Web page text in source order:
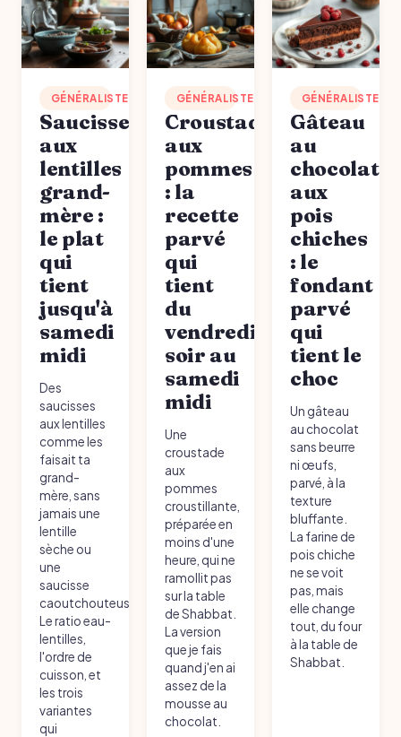
GÉNÉRALISTE
Saucisses
aux
lentilles
grand-
mère :
le plat
qui
tient
jusqu'à
samedi
midi
Des
saucisses
aux lentilles
comme les
faisait ta
grand-
mère, sans
jamais une
lentille
sèche ou
une
saucisse
caoutchouteuse.
Le ratio eau-
lentilles,
l'ordre de
cuisson, et
les trois
variantes
qui
GÉNÉRALISTE
Croustade
aux
pommes
: la
recette
parvé
qui
tient
du
vendredi
soir au
samedi
midi
Une
croustade
aux
pommes
croustillante,
préparée en
moins d'une
heure, qui ne
ramollit pas
sur la table
de Shabbat.
La version
que je fais
quand j'en ai
assez de la
mousse au
chocolat.
GÉNÉRALISTE
Gâteau
au
chocolat
aux
pois
chiches
: le
fondant
parvé
qui
tient le
choc
Un gâteau
au chocolat
sans beurre
ni œufs,
parvé, à la
texture
bluffante.
La farine de
pois chiche
ne se voit
pas, mais
elle change
tout, du four
à la table de
Shabbat.